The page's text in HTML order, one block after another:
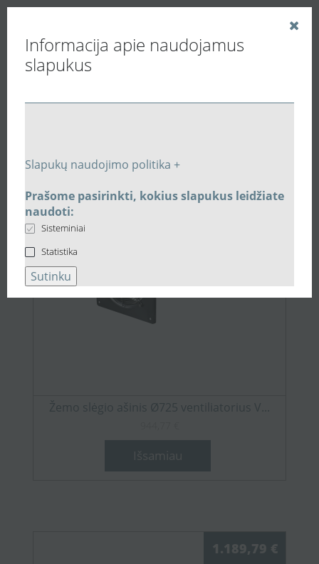
Informacija apie naudojamus
slapukus
Slapukų naudojimo politika +
Prašome pasirinkti, kokius slapukus leidžiate
naudoti:
Sisteminiai
Statistika
Sutinku
Vedinu.LT
944,77 €
Žemo slėgio ašinis Ø725 ventiliatorius V...
Išsamiau
1.189,79 €